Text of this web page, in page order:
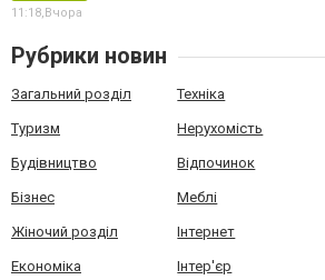
11:18,Вчора
Рубрики новин
Загальний розділ Техніка
Туризм Нерухомість
Будівництво Відпочинок
Бізнес Меблі
Жіночий розділ Інтернет
Економіка Інтер'єр